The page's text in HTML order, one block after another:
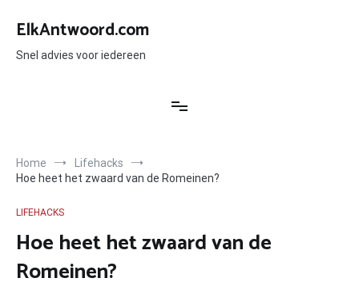
naar
inhoud
ElkAntwoord.com
Snel advies voor iedereen
Home
Lifehacks
Hoe heet het zwaard van de Romeinen?
LIFEHACKS
Hoe heet het zwaard van de
Romeinen?